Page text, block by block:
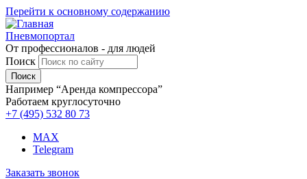
Перейти к основному содержанию
Пневмопортал
От профессионалов - для людей
Поиск
Например “Аренда компрессора”
Работаем круглосуточно
+7 (495) 532 80 73
MAX
Telegram
Заказать звонок